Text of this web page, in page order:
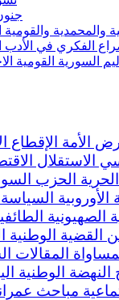
والمحمدية والقومية
الفكري في
السورية القومية
الأمة الإقطاع
الاستقلال
الحرية الحزب
السياسة
الصهيونية
القضية الوطنية
المقالات
النهضة الوطنية
مباحث